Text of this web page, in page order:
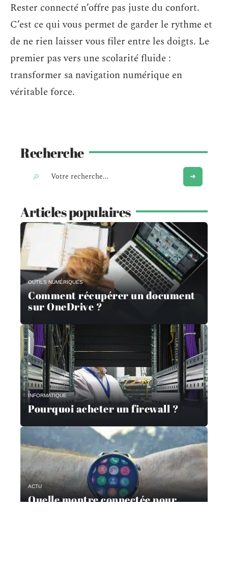
Rester connecté n’offre pas juste du confort.
C’est ce qui vous permet de garder le rythme et
de ne rien laisser vous filer entre les doigts. Le
premier pas vers une scolarité fluide :
transformer sa navigation numérique en
véritable force.
Recherche
Articles populaires
OUTILS NUMÉRIQUES
Comment récupérer un document
sur OneDrive ?
INFORMATIQUE
Pourquoi acheter un firewall ?
ACTU
Quelle montre connectée pour